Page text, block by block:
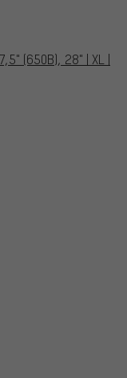
(650B), 28" | XL |